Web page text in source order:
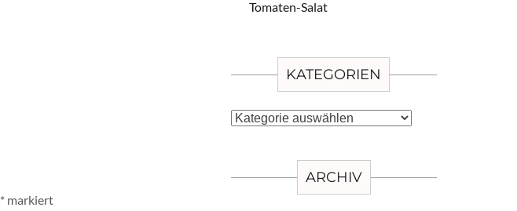
* markiert
Tomaten-Salat
KATEGORIEN
Kategorien
ARCHIV